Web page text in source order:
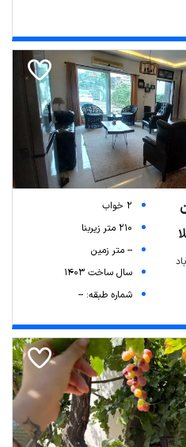
2 خواب
210 متر زیربنا
-- متر زمین
سال ساخت 1403
شماره طبقه: --